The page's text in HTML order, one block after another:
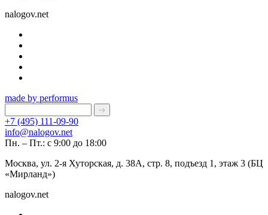
nalogov.net
made by performus
+7 (495) 111-09-90
info@nalogov.net
Пн. – Пт.: с 9:00 до 18:00
Москва, ул. 2-я Хуторская, д. 38А, стр. 8, подъезд 1, этаж 3 (БЦ
«Мирланд»)
nalogov.net